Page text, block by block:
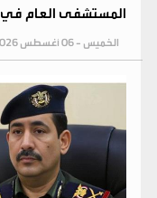
المستشفى العام في
الخميس - 06 أغسطس 2026 - الساعة 10:46 م